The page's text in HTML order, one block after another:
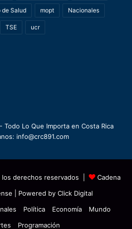
de Salud mopt Nacionales
TSE ucr
Todo Lo Que Importa en Costa Rica
info@crc891.com
derechos reservados |
Cadena
| Powered by Click Digital
Política Economía
Mundo
Programación